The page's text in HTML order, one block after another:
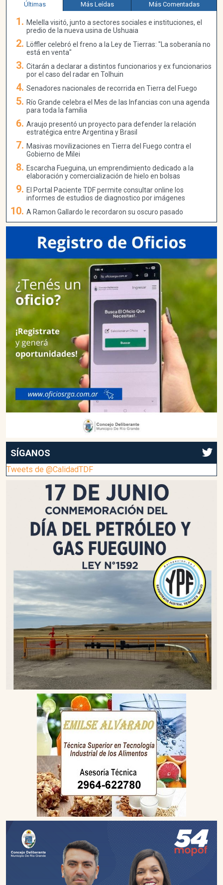
Últimas Más Leídas Más Comentadas
Melella visitó, junto a sectores sociales e instituciones, el
predio de la nueva usina de Ushuaia
Löffler celebró el freno a la Ley de Tierras: "La soberanía no
está en venta"
Citarán a declarar a distintos funcionarios y ex funcionarios
por el caso del radar en Tolhuin
Senadores nacionales de recorrida en Tierra del Fuego
Río Grande celebra el Mes de las Infancias con una agenda
para toda la familia
Araujo presentó un proyecto para defender la relación
estratégica entre Argentina y Brasil
Masivas movilizaciones en Tierra del Fuego contra el
Gobierno de Milei
Escarcha Fueguina, un emprendimiento dedicado a la
elaboración y comercialización de hielo en bolsas
El Portal Paciente TDF permite consultar online los
informes de estudios de diagnostico por imágenes
A Ramon Gallardo le recordaron su oscuro pasado
SÍGANOS
Tweets de @CalidadTDF